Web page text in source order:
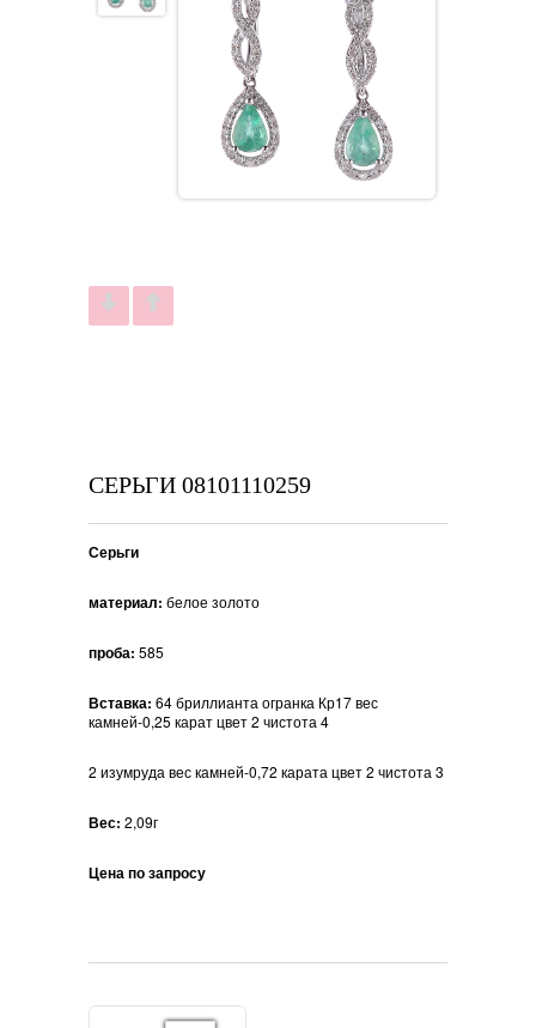
СЕРЬГИ 08101110259
Серьги
материал: белое золото
проба: 585
Вставка: 64 бриллианта огранка Кр17 вес
камней-0,25 карат цвет 2 чистота 4
2 изумруда вес камней-0,72 карата цвет 2 чистота 3
Вес: 2,09г
Цена по запросу